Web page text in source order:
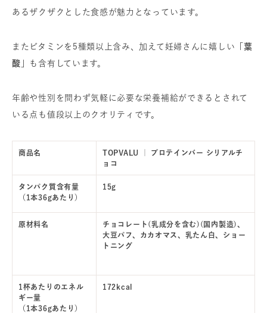
あるザクザクとした食感が魅力となっています。
またビタミンを5種類以上含み、加えて妊婦さんに嬉しい 「葉
酸」
も含有しています。
年齢や性別を問わず気軽に必要な栄養補給ができるとされて
いる点も値段以上のクオリティです。
商品名
TOPVALU ｜ プロテインバー シリアルチ
ョコ
タンパク質含有量
（1本36gあたり）
15g
原材料名
チョコレート(乳成分を含む)(国内製造)、
大豆パフ、カカオマス、乳たん白、ショー
トニング
1杯あたりのエネル
ギー量
（1本36gあたり）
172kcal